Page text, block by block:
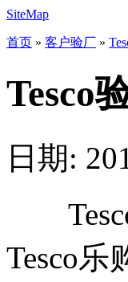
SiteMap
首页 » 客户验厂 »
Tesco
日期:
Tesco
Tesco乐